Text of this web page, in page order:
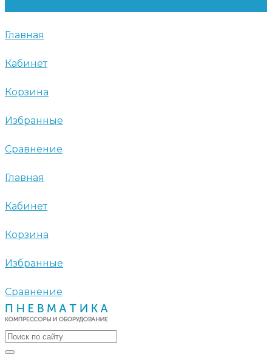
Главная
Кабинет
Корзина
Избранные
Сравнение
Главная
Кабинет
Корзина
Избранные
Сравнение